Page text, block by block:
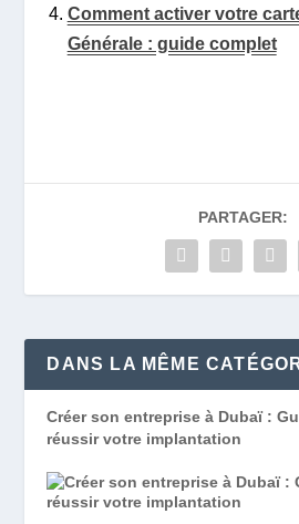
Comment activer votre
Générale : guide complet
PARTAGER:
DANS LA MÊME
Créer son entreprise à Dubaï :
réussir votre implantation